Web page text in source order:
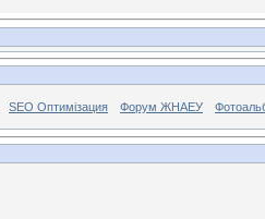
SEO Оптимізация Форум ЖНАЕУ